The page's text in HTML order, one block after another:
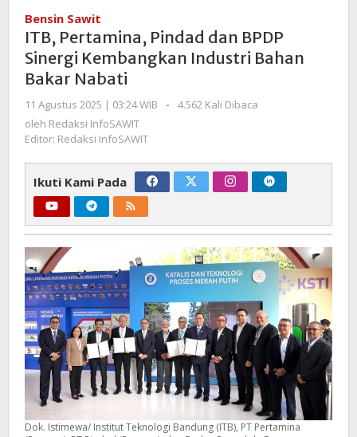
dan
BPDP
Sinergi
Industri
Bensin Sawit
ITB, Pertamina, Pindad dan BPDP
Sinergi Kembangkan Industri Bahan
Bakar Nabati
11 Agustus 2025 | 03:24 WIB
oleh
-
4.562 Kali Dibaca
oleh Redaksi InfoSAWIT
Editor: Redaksi InfoSAWIT
Ikuti Kami Pada
Dok. Istimewa/ Institut Teknologi Bandung (ITB), PT Pertamina